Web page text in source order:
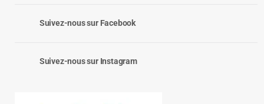
Suivez-nous sur Facebook
Suivez-nous sur Instagram